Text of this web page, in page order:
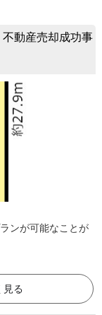
動産売却成功事
ンが可能なことが
見る